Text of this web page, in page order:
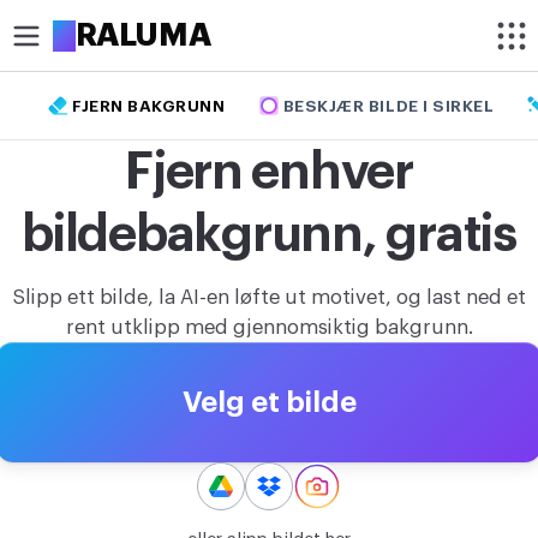
ARALUMA
Beskjær bilde
Beskjær bilde i sirkel
Komprimer bilde
Endre bildestørrelse
FJERN BAKGRUNN BESKJÆR BILDE I SIRKEL
Fjern enhver
bildebakgrunn, gratis
Slipp ett bilde, la AI-en løfte ut motivet, og last ned et
rent utklipp med gjennomsiktig bakgrunn.
Velg et bilde